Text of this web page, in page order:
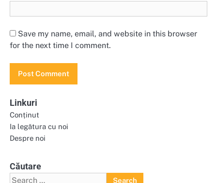
Save my name, email, and website in this browser
for the next time I comment.
Linkuri
Conținut
Ia legătura cu noi
Despre noi
Căutare
Search